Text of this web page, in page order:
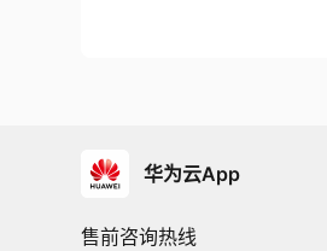
华为云App
售前咨询热线